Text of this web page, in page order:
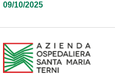
09/10/2025